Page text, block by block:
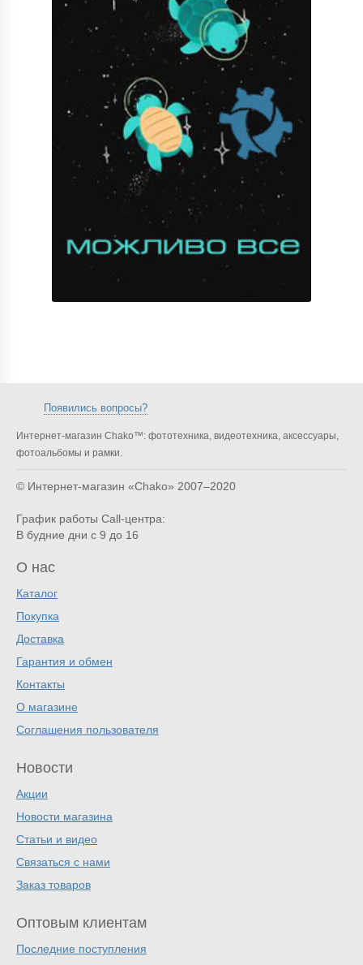
Появились вопросы?
Интернет-магазин Chako™: фототехника, видеотехника, аксессуары,
фотоальбомы и рамки.
© Интернет-магазин «Chako» 2007–2020
График работы Call-центра:
В будние дни с 9 до 16
О нас
Каталог
Покупка
Доставка
Гарантия и обмен
Контакты
О магазине
Соглашения пользователя
Новости
Акции
Новости магазина
Статьи и видео
Связаться с нами
Заказ товаров
Оптовым клиентам
Последние поступления